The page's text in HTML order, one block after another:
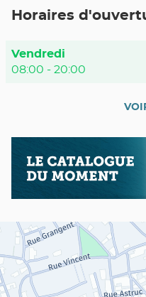
Horaires
Horaires
d'ouverture
Vendredi
08:00 - 20:00
et
du
Utile
promos
moment